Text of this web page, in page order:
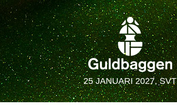
25 JANUARI 2027, SVT